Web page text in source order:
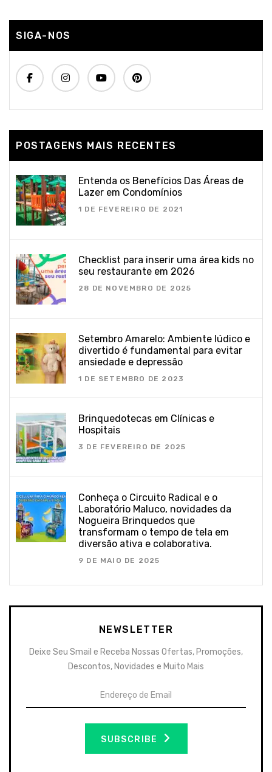
SIGA-NOS
POSTAGENS MAIS RECENTES
Entenda os Benefícios Das Áreas de
Lazer em Condomínios
1 DE FEVEREIRO DE 2021
Checklist para inserir uma área kids no
seu restaurante em 2026
28 DE NOVEMBRO DE 2025
Setembro Amarelo: Ambiente lúdico e
divertido é fundamental para evitar
ansiedade e depressão
1 DE SETEMBRO DE 2023
Brinquedotecas em Clínicas e
Hospitais
3 DE FEVEREIRO DE 2025
Conheça o Circuito Radical e o
Laboratório Maluco, novidades da
Nogueira Brinquedos que
transformam o tempo de tela em
diversão ativa e colaborativa.
9 DE MAIO DE 2025
NEWSLETTER
Deixe Seu Smail e Receba Nossas Ofertas, Promoções,
Descontos, Novidades e Muito Mais
SUBSCRIBE